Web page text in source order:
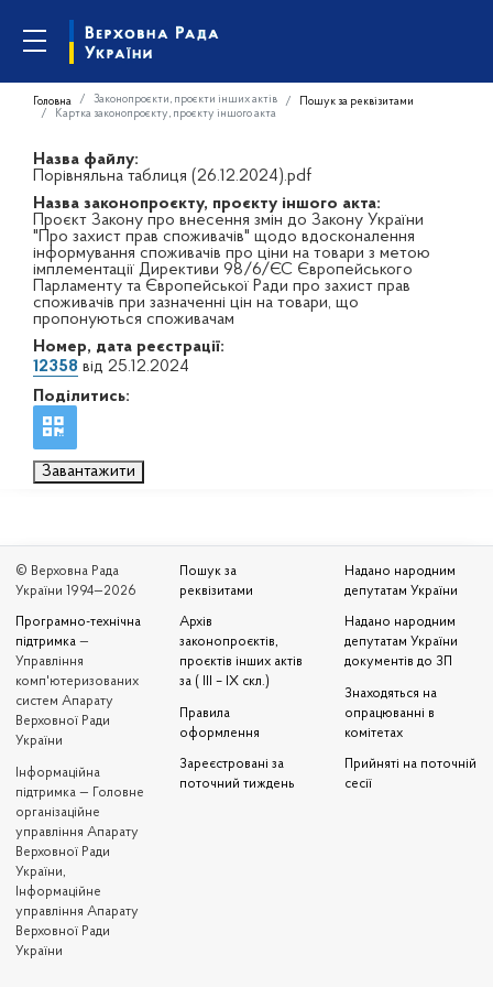
Головна Законопроєкти, проєкти інших актів
Пошук за реквізитами
Картка законопроєкту, проєкту іншого акта
Назва файлу:
Порівняльна таблиця (26.12.2024).pdf
Назва законопроєкту, проєкту іншого акта:
Проєкт Закону про внесення змін до Закону України
"Про захист прав споживачів" щодо вдосконалення
інформування споживачів про ціни на товари з метою
імплементації Директиви 98/6/ЄС Європейського
Парламенту та Європейської Ради про захист прав
споживачів при зазначенні цін на товари, що
пропонуються споживачам
Номер, дата реєстрації:
12358 від 25.12.2024
Поділитись:
Завантажити
© Верховна Рада
України 1994—2026
Програмно-технічна
підтримка —
Управління
комп'ютеризованих
систем Апарату
Верховної Ради
України
Iнформаційна
підтримка — Головне
організаційне
управління Апарату
Верховної Ради
України,
Інформаційне
управління Апарату
Верховної Ради
України
Пошук за
реквізитами
Архів
законопроєктів,
проєктів інших актів
за ( III – IX скл.)
Правила
оформлення
Зареєстровані за
поточний тиждень
Надано народним
депутатам України
Надано народним
депутатам України
документів до ЗП
Знаходяться на
опрацюванні в
комітетах
Прийняті на поточній
сесії